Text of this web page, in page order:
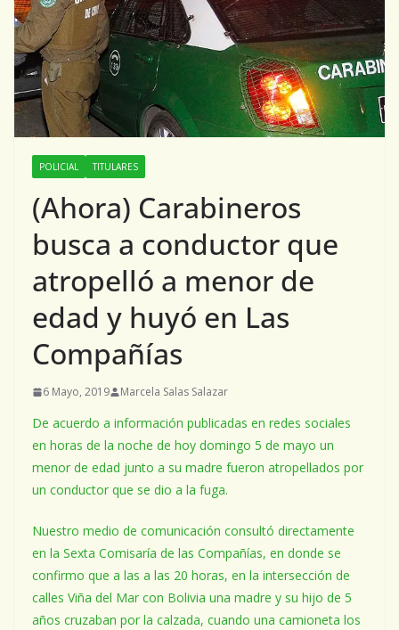
POLICIAL TITULARES
(Ahora) Carabineros
busca a conductor que
atropelló a menor de
edad y huyó en Las
Compañías
6 Mayo, 2019 Marcela Salas Salazar
De acuerdo a información publicadas en redes sociales
en horas de la noche de hoy domingo 5 de mayo un
menor de edad junto a su madre fueron atropellados por
un conductor que se dio a la fuga.
Nuestro medio de comunicación consultó directamente
en la Sexta Comisaría de las Compañías, en donde se
confirmo que a las a las 20 horas, en la intersección de
calles Viña del Mar con Bolivia una madre y su hijo de 5
años cruzaban por la calzada, cuando una camioneta los